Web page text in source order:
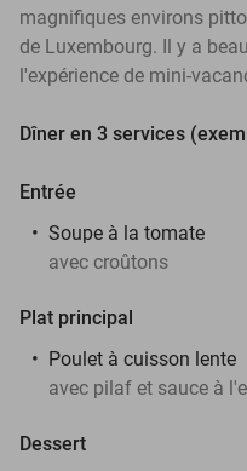
magnifiques environs
de Luxembourg. Il y a
l'expérience de mini-
Dîner en 3 services
Entrée
Soupe à la tomate
avec croûtons
Plat principal
Poulet à cuisson lente
avec pilaf et sauce à
Dessert